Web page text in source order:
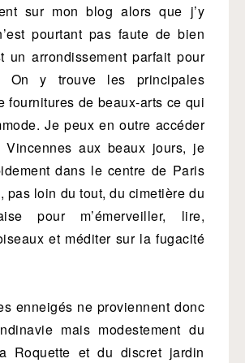
sur mon blog alors que j’y
pourtant pas faute de bien
un arrondissement parfait pour
On y trouve les principales
fournitures de beaux-arts ce qui
Je peux en outre accéder
Vincennes aux beaux jours, je
dans le centre de Paris
pas loin du tout, du cimetière du
pour m’émerveiller, lire,
et méditer sur la fugacité
enneigés ne proviennent donc
mais modestement du
Roquette et du discret jardin